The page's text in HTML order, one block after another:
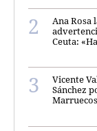
Ana Rosa
Ceuta:
Vicente
Sánchez